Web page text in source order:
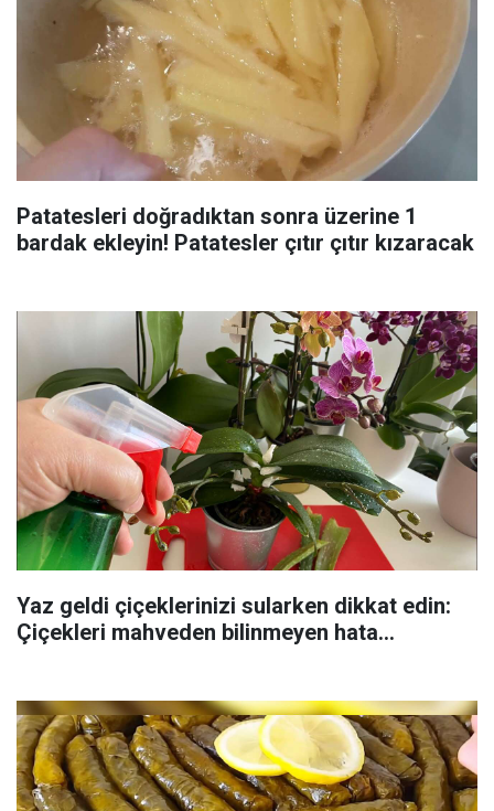
Patatesleri doğradıktan sonra üzerine 1
bardak ekleyin! Patatesler çıtır çıtır kızaracak
Yaz geldi çiçeklerinizi sularken dikkat edin:
Çiçekleri mahveden bilinmeyen hata...